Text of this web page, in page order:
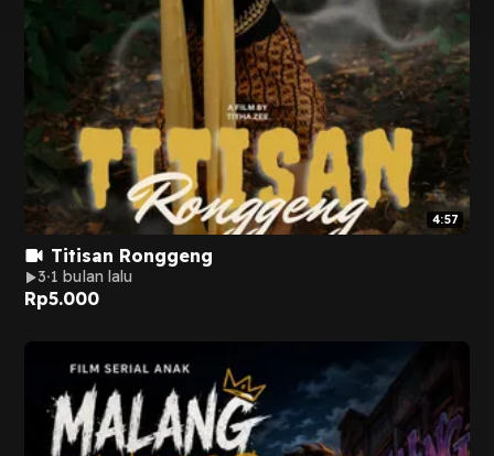
4:57
Titisan Ronggeng
3 1 bulan lalu
Rp5.000